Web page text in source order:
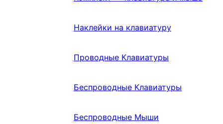
Наклейки на клавиатуру
Проводные Клавиатуры
Беспроводные Клавиатуры
Беспроводные Мыши